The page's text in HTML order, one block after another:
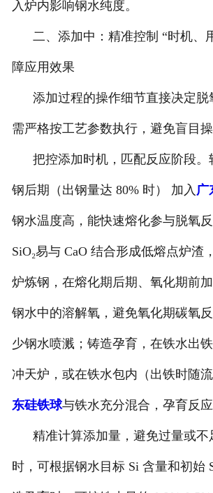
入炉内影响钢水纯度。
二、添加中：精准控制 “时机、
障应用效果
添加过程的操作细节直接决定脱
需严格按工艺参数执行，避免盲目操
把控添加时机，匹配反应阶段。
钢后期（出钢量达 80% 时） 加入 广
钢水温度高，能快速熔化参与脱氧
SiO₂易与 CaO 结合形成低熔点炉渣
炉炼钢，在熔化期后期、氧化期前
钢水中的溶解氧，避免氧化期碳氧
少钢水喷溅；铸造孕育，在铁水出
冲天炉，或在铁水包内（出铁时随
东硅铁球与铁水充分混合，孕育反应
精准计算添加量，避免过量或不
时，可根据钢水目标 Si 含量和初始